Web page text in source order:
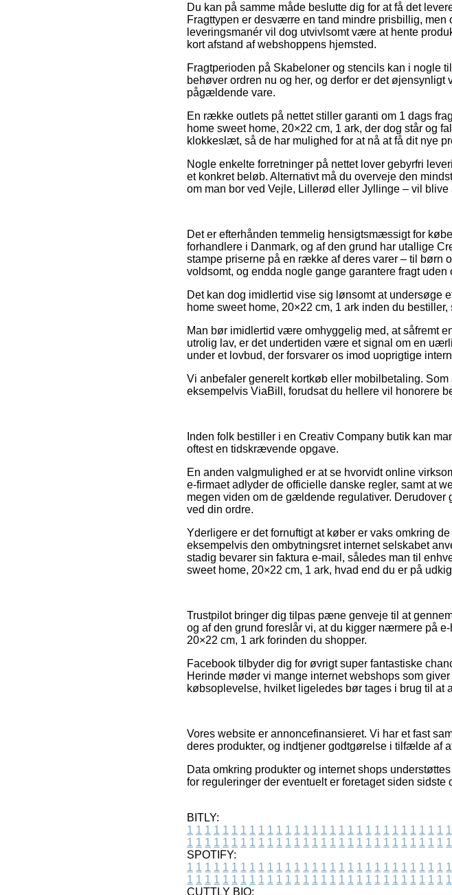
Du kan på samme måde beslutte dig for at få det
Fragttypen er desværre en tand mindre prisbillig,
leveringsmanér vil dog utvivlsomt være at hente
kort afstand af webshoppens hjemsted.
Fragtperioden på Skabeloner og stencils kan i
behøver ordren nu og her, og derfor er det
pågældende vare.
En række outlets på nettet stiller garanti om 1 dags
home sweet home, 20×22 cm, 1 ark, der dog står og
klokkeslæt, så de har mulighed for at nå at få dit nye
Nogle enkelte forretninger på nettet lover gebyrfri
et konkret beløb. Alternativt må du overveje den
om man bor ved Vejle, Lillerød eller Jyllinge – vil
Det er efterhånden temmelig hensigtsmæssigt for
forhandlere i Danmark, og af den grund har utallige
stampe priserne på en række af deres varer – til børn
voldsomt, og endda nogle gange garantere fragt uden
Det kan dog imidlertid vise sig lønsomt at undersøge
home sweet home, 20×22 cm, 1 ark inden du
Man bør imidlertid være omhyggelig med, at såfremt
utrolig lav, er det undertiden være et signal om en
under et lovbud, der forsvarer os imod uoprigtige
Vi anbefaler generelt kortkøb eller mobilbetaling.
eksempelvis ViaBill, forudsat du hellere vil honorere
Inden folk bestiller i en Creativ Company butik kan
oftest en tidskrævende opgave.
En anden valgmulighed er at se hvorvidt online
e-firmaet adlyder de officielle danske regler, samt at
megen viden om de gældende regulativer.
ved din ordre.
Yderligere er det fornuftigt at køber er vaks omkring
eksempelvis den ombytningsret internet selskabet
stadig bevarer sin faktura e-mail, således man til
sweet home, 20×22 cm, 1 ark, hvad end du er på
Trustpilot bringer dig tilpas pæne genveje til at
og af den grund foreslår vi, at du kigger nærmere på
20×22 cm, 1 ark forinden du shopper.
Facebook tilbyder dig for øvrigt super fantastiske
Herinde møder vi mange internet webshops som
købsoplevelse, hvilket ligeledes bør tages i brug til at
Vores website er annoncefinansieret. Vi har et fast
deres produkter, og indtjener godtgørelse i tilfælde af
Data omkring produkter og internet shops
for reguleringer der eventuelt er foretaget siden sidste
BITLY:
1 1 1 1 1 1 1 1 1 1 1 1 1 1 1 1 1 1 1 1 1 1 1 1 1 1 1 1 1 1
1 1 1 1 1 1 1 1 1 1 1 1 1 1 1 1 1 1 1 1 1 1 1 1 1 1 1 1 1 1
SPOTIFY:
1 1 1 1 1 1 1 1 1 1 1 1 1 1 1 1 1 1 1 1 1 1 1 1 1 1 1 1 1 1
1 1 1 1 1 1 1 1 1 1 1 1 1 1 1 1 1 1 1 1 1 1 1 1 1 1 1 1 1 1
CUTTLY BIO: